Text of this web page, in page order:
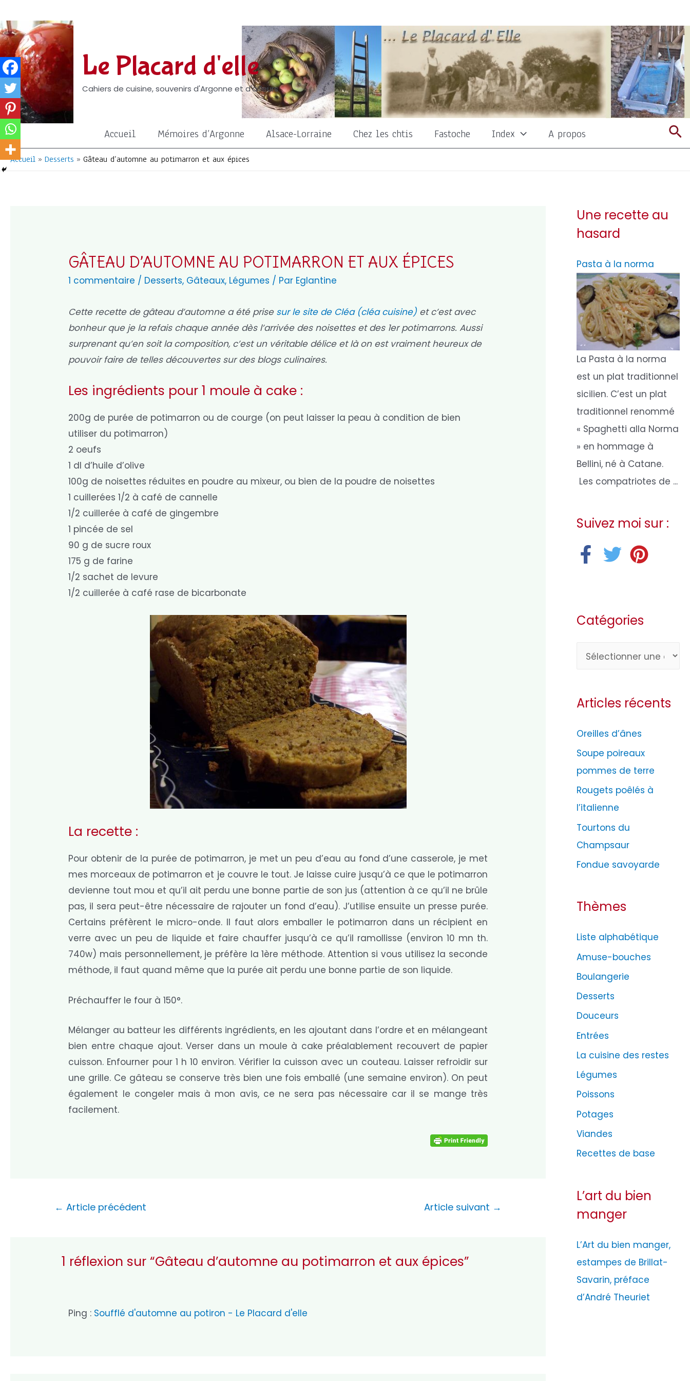
au
contenu
Le Placard d'elle
Cahiers de cuisine, souvenirs d'Argonne et d'ailleurs
Accueil Mémoires d’Argonne Alsace-Lorraine Chez les chtis Fastoche Index A propos
Accueil Desserts Gâteau d’automne au potimarron et aux épices
GÂTEAU D’AUTOMNE AU POTIMARRON ET AUX ÉPICES
1 commentaire / Desserts, Gâteaux, Légumes / Par Eglantine
Cette recette de gâteau d’automne a été prise sur le site de Cléa (cléa cuisine) et c’est avec
bonheur que je la refais chaque année dès l’arrivée des noisettes et des 1er potimarrons. Aussi
surprenant qu’en soit la composition, c’est un véritable délice et là on est vraiment heureux de
pouvoir faire de telles découvertes sur des blogs culinaires.
Les ingrédients pour 1 moule à cake :
200g de purée de potimarron ou de courge (on peut laisser la peau à condition de bien
utiliser du potimarron)
2 oeufs
1 dl d’huile d’olive
100g de noisettes réduites en poudre au mixeur, ou bien de la poudre de noisettes
1 cuillerées 1/2 à café de cannelle
1/2 cuillerée à café de gingembre
1 pincée de sel
90 g de sucre roux
175 g de farine
1/2 sachet de levure
1/2 cuillerée à café rase de bicarbonate
La recette :
Pour obtenir de la purée de potimarron, je met un peu d’eau au fond d’une casserole, je met
mes morceaux de potimarron et je couvre le tout. Je laisse cuire jusqu’à ce que le potimarron
devienne tout mou et qu’il ait perdu une bonne partie de son jus (attention à ce qu’il ne brûle
pas, il sera peut-être nécessaire de rajouter un fond d’eau). J’utilise ensuite un presse purée.
Certains préfèrent le micro-onde. Il faut alors emballer le potimarron dans un récipient en
verre avec un peu de liquide et faire chauffer jusqu’à ce qu’il ramollisse (environ 10 mn th.
740w) mais personnellement, je préfère la 1ère méthode. Attention si vous utilisez la seconde
méthode, il faut quand même que la purée ait perdu une bonne partie de son liquide.
Préchauffer le four à 150°.
Mélanger au batteur les différents ingrédients, en les ajoutant dans l’ordre et en mélangeant
bien entre chaque ajout. Verser dans un moule à cake préalablement recouvert de papier
cuisson. Enfourner pour 1 h 10 environ. Vérifier la cuisson avec un couteau. Laisser refroidir sur
une grille. Ce gâteau se conserve très bien une fois emballé (une semaine environ). On peut
également le congeler mais à mon avis, ce ne sera pas nécessaire car il se mange très
facilement.
Navigation
← Article précédent Article suivant →
1 réflexion sur “Gâteau d’automne au potimarron et aux épices”
Ping : Soufflé d'automne au potiron - Le Placard d'elle
Une recette au
hasard
Pasta à la norma
La Pasta à la norma
est un plat traditionnel
sicilien. C’est un plat
traditionnel renommé
« Spaghetti alla Norma
» en hommage à
Bellini, né à Catane.
Les compatriotes de ...
Suivez moi sur :
Catégories
é
o
r
i
e
s
Articles récents
Oreilles d’ânes
Soupe poireaux
pommes de terre
Rougets poêlés à
l’italienne
Tourtons du
Champsaur
Fondue savoyarde
Thèmes
Liste alphabétique
Amuse-bouches
Boulangerie
Desserts
Douceurs
Entrées
La cuisine des restes
Légumes
Poissons
Potages
Viandes
Recettes de base
L’art du bien
manger
L’Art du bien manger,
estampes de Brillat-
Savarin, préface
d’André Theuriet